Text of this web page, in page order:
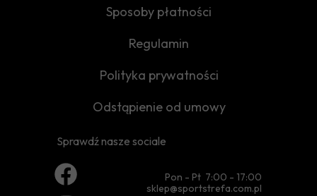
Pon - Pt 7:00 - 17:00
sklep@sportstrefa.com.pl
Sprawdź nasze sociale
Odstąpienie od umowy
Polityka prywatności
Regulamin
Sposoby płatności